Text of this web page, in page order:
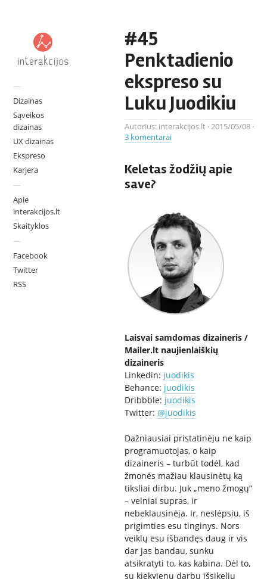
—
Dizainas
Sąveikos
dizainas
UX dizainas
Ekspreso
Karjera
—
Apie
interakcijos.lt
Skaityklos
—
Facebook
Twitter
RSS
#45
Penktadienio
ekspreso su
Luku Juodikiu
Autorius: interakcijos.lt·2015/05/08·
3 komentarai
Keletas žodžių apie
save?
Laisvai samdomas dizaineris /
Mailer.lt naujienlaiškių
dizaineris
Linkedin: juodikis
Behance: juodikis
Dribbble: juodikis
Twitter: @juodikis
Dažniausiai pristatinėju ne kaip
programuotojas, o kaip
dizaineris – turbūt todėl, kad
žmonės mažiau klausinėtų ką
tiksliai dirbu. Juk „meno žmogų“
– velniai supras, ir
nebeklausinėja. Ir, neslėpsiu, iš
prigimties esu tinginys. Nors
veiklų esu išbandęs daug ir vis
dar jas bandau, sunku
atsikratyti to, kas kabina. Dėl to,
su kiekvienu darbu išsikeliu